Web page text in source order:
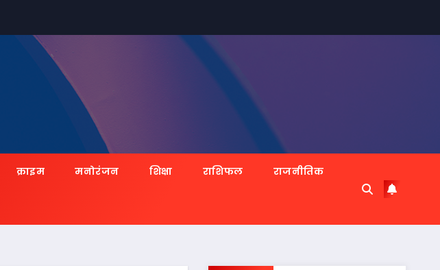
क्राइम मनोरंजन शिक्षा राशिफल राजनीतिक